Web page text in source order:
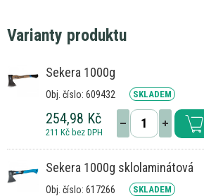
Varianty produktu
Sekera 1000g
Obj. číslo: 609432 SKLADEM
254,98 Kč
211 Kč bez DPH
Sekera 1000g sklolaminátová
Obj. číslo: 617266 SKLADEM